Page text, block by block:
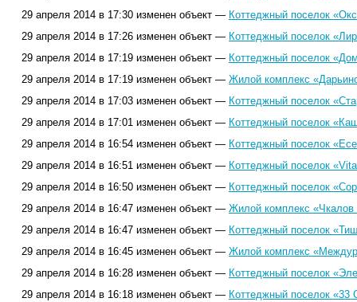
29 апреля 2014 в 17:30 изменен объект — Коттеджный поселок
29 апреля 2014 в 17:26 изменен объект — Коттеджный поселок
29 апреля 2014 в 17:19 изменен объект — Коттеджный поселок
29 апреля 2014 в 17:19 изменен объект — Жилой комплекс
29 апреля 2014 в 17:03 изменен объект — Коттеджный поселок
29 апреля 2014 в 17:01 изменен объект — Коттеджный поселок
29 апреля 2014 в 16:54 изменен объект — Коттеджный поселок
29 апреля 2014 в 16:51 изменен объект — Коттеджный поселок
29 апреля 2014 в 16:50 изменен объект — Коттеджный поселок
29 апреля 2014 в 16:47 изменен объект — Жилой комплекс «Чкалов
29 апреля 2014 в 16:47 изменен объект — Коттеджный поселок
29 апреля 2014 в 16:45 изменен объект — Жилой комплекс
29 апреля 2014 в 16:28 изменен объект — Коттеджный поселок
29 апреля 2014 в 16:18 изменен объект — Коттеджный поселок «33